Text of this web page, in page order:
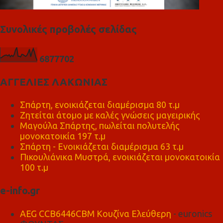
Συνολικές προβολές σελίδας
6877702
ΑΓΓΕΛΙΕΣ ΛΑΚΩΝΙΑΣ
Σπάρτη, ενοικιάζεται διαμέρισμα 80 τ.μ
Ζητείται άτομο με καλές γνώσεις μαγειρικής
Μαγούλα Σπάρτης, πωλείται πολυτελής
μονοκατοικία 197 τ.μ
Σπάρτη - Ενοικιάζεται διαμέρισμα 63 τ.μ
Πικουλιάνικα Μυστρά, ενοικιάζεται μονοκατοικία
100 τ.μ
e-info.gr
AEG CCB6446CBM Κουζίνα Ελεύθερη - euronics